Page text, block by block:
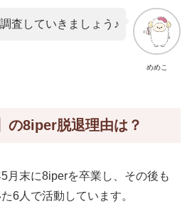
めめこ
査していきましょう♪
の8iper脱退理由は？
月末に8iperを卒業し、その後も
6人で活動しています。